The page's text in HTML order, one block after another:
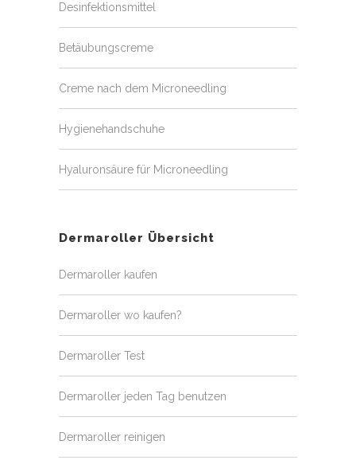
Desinfektionsmittel
Betäubungscreme
Creme nach dem Microneedling
Hygienehandschuhe
Hyaluronsäure für Microneedling
Dermaroller Übersicht
Dermaroller kaufen
Dermaroller wo kaufen?
Dermaroller Test
Dermaroller jeden Tag benutzen
Dermaroller reinigen